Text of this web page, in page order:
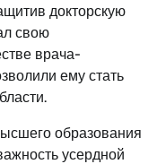
докторскую
свою
врача-
ему стать
образования
усердной